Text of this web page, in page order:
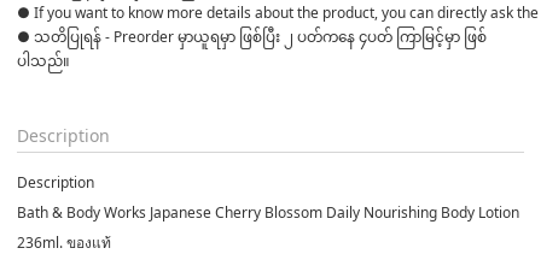
● If you want to know more details about the product, you can directly ask
● သတိပြုရန် - Preorder မှာယူရမှာ ဖြစ်ပြီး ၂ ပတ်ကနေ ၄ပတ် ကြာမြင့်မှာ ဖြစ်
ပါသည်။
Description
Description
Bath & Body Works Japanese Cherry Blossom Daily Nourishing Body Lotion
236ml. ของแท้